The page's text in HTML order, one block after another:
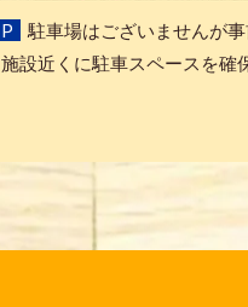
P
駐車場はございませんが
施設近くに駐車スペースを確